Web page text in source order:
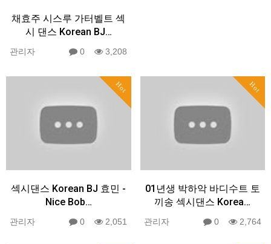
채효주 시스루 가터벨트 섹
시 댄스 Korean BJ…
관리자 0 3,208
Hot
섹시댄스 Korean BJ 효민 -
Nice Bob…
관리자 0 2,051
Hot
01년생 박하악 바디수트 토
끼송 섹시댄스 Korea…
관리자 0 2,764